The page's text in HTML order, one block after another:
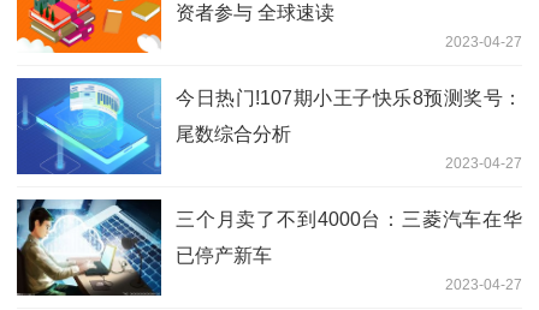
资者参与 全球速读
2023-04-27
今日热门!107期小王子快乐8预测奖号：
尾数综合分析
2023-04-27
三个月卖了不到4000台：三菱汽车在华
已停产新车
2023-04-27